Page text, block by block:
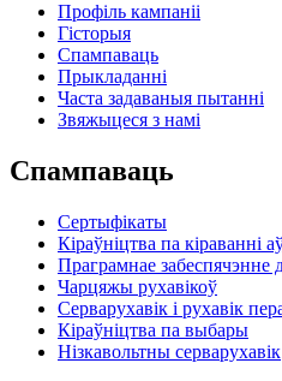
Профіль кампаніі
Гісторыя
Спампаваць
Прыкладанні
Часта задаваныя пытанні
Звяжыцеся з намі
Спампаваць
Сертыфікаты
Кіраўніцтва па кіраванні
Праграмнае забеспячэнне
Чарцяжы рухавікоў
Серварухавік і рухавік
Кіраўніцтва па выбары
Нізкавольтны серварухавік